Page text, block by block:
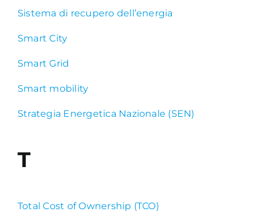
Sistema di recupero dell’energia
Smart City
Smart Grid
Smart mobility
Strategia Energetica Nazionale (SEN)
T
Total Cost of Ownership (TCO)